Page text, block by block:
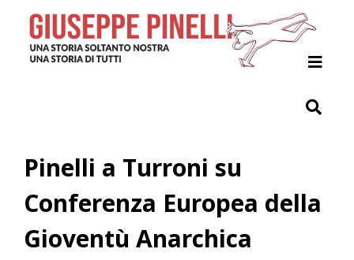
Giuseppe Pinelli
Archivio
Indici
Contribuisci
Pinelli a Turroni su
Conferenza Europea della
Gioventù Anarchica